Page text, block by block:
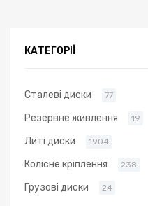
КАТЕГОРІЇ
Сталеві диски 77
Резервне живлення 19
Литі диски 1904
Колісне кріплення 238
Грузові диски 24